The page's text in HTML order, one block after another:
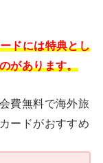
ドには特典とし
があります。
費無料で海外旅
ードがおすすめ